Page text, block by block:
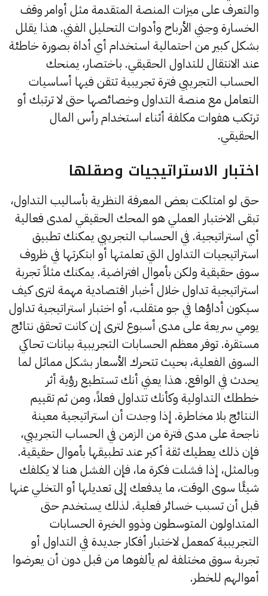
والتعرف على ميزات المنصة المتقدمة مثل أوامر وقف
الخسارة وجني الأرباح وأدوات التحليل الفني. هذا يقلل
بشكل كبير من احتمالية استخدام أي أداة بصورة خاطئة
عند الانتقال للتداول الحقيقي. باختصار، يمنحك
الحساب التجريبي فترة تجريبية تتقن فيها أساسيات
التعامل مع منصة التداول وخصائصها حتى لا ترتبك أو
ترتكب هفوات مكلفة أثناء استخدام رأس المال
الحقيقي.
اختبار الاستراتيجيات وصقلها
حتى لو امتلكت بعض المعرفة النظرية بأساليب التداول،
تبقى الاختبار العملي هو المحك الحقيقي لمدى فعالية
أي استراتيجية. في الحساب التجريبي يمكنك تطبيق
استراتيجيات التداول التي تعلمتها أو ابتكرتها في ظروف
سوق حقيقية ولكن بأموال افتراضية. يمكنك مثلاً تجربة
استراتيجية تداول خلال أخبار اقتصادية مهمة لترى كيف
سيكون أداؤها في جو متقلب، أو اختبار استراتيجية تداول
يومي سريعة على مدى أسبوع لترى إن كانت تحقق نتائج
مستقرة. توفر معظم الحسابات التجريبية بيانات تحاكي
السوق الفعلية، بحيث تتحرك الأسعار بشكل مماثل لما
يحدث في الواقع. هذا يعني أنك تستطيع رؤية أثر
خططك التداولية وكأنك تتداول فعلاً، ومن ثم تقييم
النتائج بلا مخاطرة. إذا وجدت أن استراتيجية معينة
ناجحة على مدى فترة من الزمن في الحساب التجريبي،
فإن ذلك يعطيك ثقة أكبر عند تطبيقها بأموال حقيقية.
وبالمثل، إذا فشلت فكرة ما، فإن الفشل هنا لا يكلفك
شيئًا سوى الوقت، ما يدفعك إلى تعديلها أو التخلي عنها
قبل أن تسبب خسائر فعلية. لذلك يستخدم حتى
المتداولون المتوسطون وذوو الخبرة الحسابات
التجريبية كمعمل لاختبار أفكار جديدة في التداول أو
تجربة سوق مختلفة لم يألفوها من قبل دون أن يعرضوا
أموالهم للخطر.